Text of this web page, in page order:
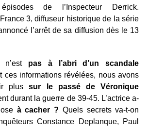
de l’Inspecteur Derrick.
France 3, diffuseur historique de la série
l’arrêt de sa diffusion dès le 13
n’est pas à l’abri d’un scandale
ces informations révélées, nous avons
plussur le passé de Véronique
durant la guerre de 39-45. L’actrice a-
à cacher ? Quels secrets va-t-on
Constance Deplanque, Paul